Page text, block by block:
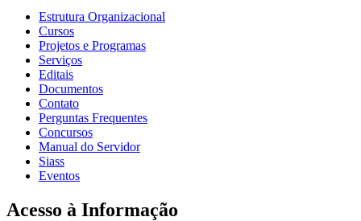
Estrutura Organizacional
Cursos
Projetos e Programas
Serviços
Editais
Documentos
Contato
Perguntas Frequentes
Concursos
Manual do Servidor
Siass
Eventos
Acesso à Informação